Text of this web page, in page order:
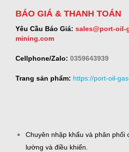
BÁO GIÁ & THANH TOÁN
Yêu Cầu Báo Giá: sales@port-oil-
mining.com
Cellphone/Zalo: 0359643939
Trang sản phẩm: https://port-oil-
Chuyên nhập khẩu và phân phối
lường và điều khiển.